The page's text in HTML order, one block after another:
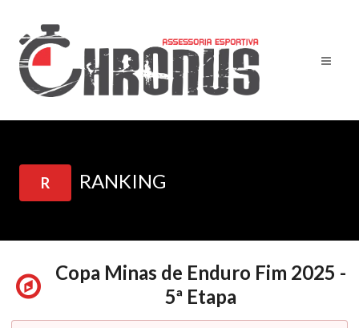
R RANKING
Copa Minas de Enduro Fim 2025 -
5ª Etapa